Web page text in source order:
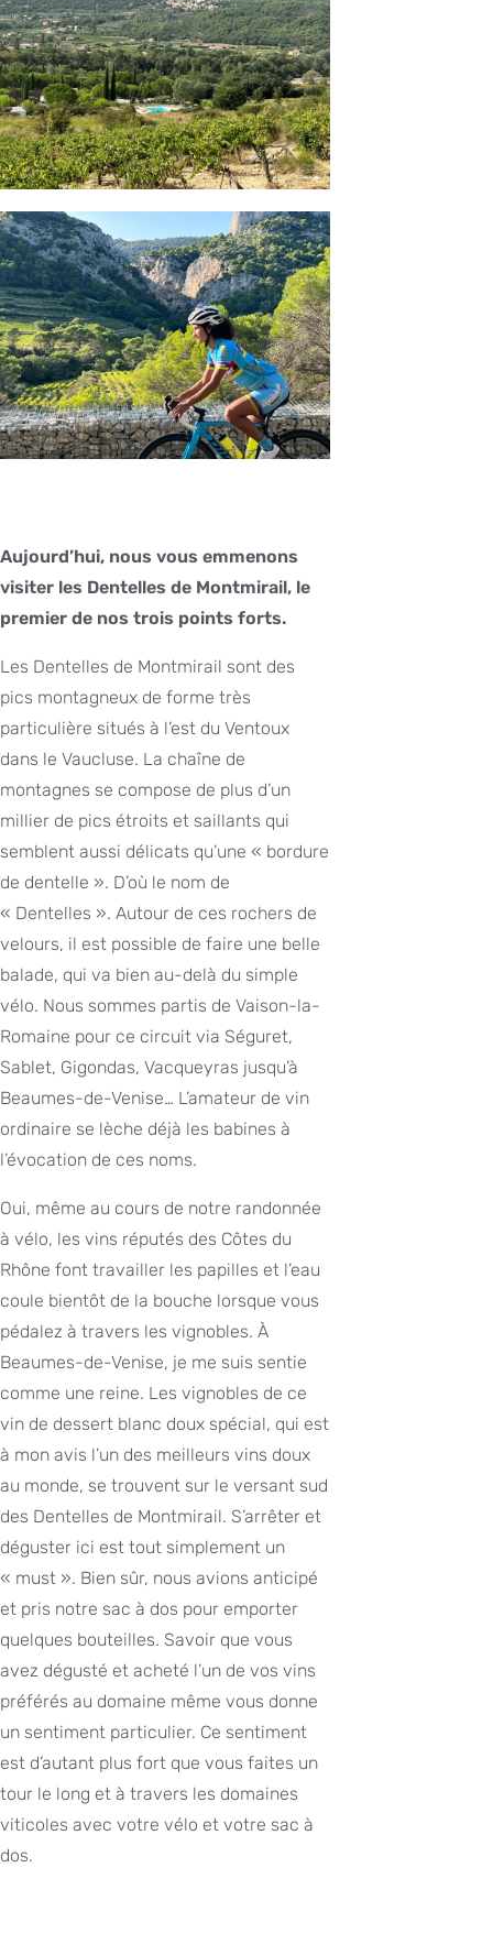
Aujourd’hui, nous vous emmenons
visiter les Dentelles de Montmirail, le
premier de nos trois points forts.
Les Dentelles de Montmirail sont des
pics montagneux de forme très
particulière situés à l’est du Ventoux
dans le Vaucluse. La chaîne de
montagnes se compose de plus d’un
millier de pics étroits et saillants qui
semblent aussi délicats qu’une « bordure
de dentelle ». D’où le nom de
« Dentelles ». Autour de ces rochers de
velours, il est possible de faire une belle
balade, qui va bien au-delà du simple
vélo. Nous sommes partis de Vaison-la-
Romaine pour ce circuit via Séguret,
Sablet, Gigondas, Vacqueyras jusqu’à
Beaumes-de-Venise… L’amateur de vin
ordinaire se lèche déjà les babines à
l’évocation de ces noms.
Oui, même au cours de notre randonnée
à vélo, les vins réputés des Côtes du
Rhône font travailler les papilles et l’eau
coule bientôt de la bouche lorsque vous
pédalez à travers les vignobles. À
Beaumes-de-Venise, je me suis sentie
comme une reine. Les vignobles de ce
vin de dessert blanc doux spécial, qui est
à mon avis l’un des meilleurs vins doux
au monde, se trouvent sur le versant sud
des Dentelles de Montmirail. S’arrêter et
déguster ici est tout simplement un
« must ». Bien sûr, nous avions anticipé
et pris notre sac à dos pour emporter
quelques bouteilles. Savoir que vous
avez dégusté et acheté l’un de vos vins
préférés au domaine même vous donne
un sentiment particulier. Ce sentiment
est d’autant plus fort que vous faites un
tour le long et à travers les domaines
viticoles avec votre vélo et votre sac à
dos.